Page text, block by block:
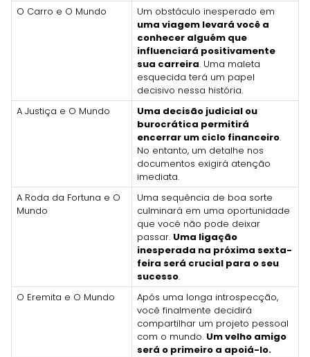
O Carro e O Mundo
Um obstáculo inesperado em
uma viagem levará você a
conhecer alguém que
influenciará positivamente
sua carreira. Uma maleta
esquecida terá um papel
decisivo nessa história.
A Justiça e O Mundo
Uma decisão judicial ou
burocrática permitirá
encerrar um ciclo financeiro.
No entanto, um detalhe nos
documentos exigirá atenção
imediata.
A Roda da Fortuna e O
Mundo
Uma sequência de boa sorte
culminará em uma oportunidade
que você não pode deixar
passar. Uma ligação
inesperada na próxima sexta-
feira será crucial para o seu
sucesso.
O Eremita e O Mundo
Após uma longa introspecção,
você finalmente decidirá
compartilhar um projeto pessoal
com o mundo. Um velho amigo
será o primeiro a apoiá-lo.